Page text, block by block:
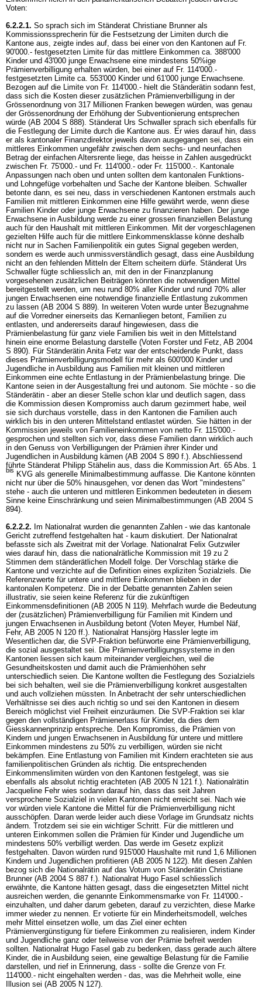
Voten:
6.2.2.1. So sprach sich im Ständerat Christiane Brunner als
Kommissionssprecherin für die Festsetzung der Limiten durch die
Kantone aus, zeigte indes auf, dass bei einer von den Kantonen auf Fr.
90'000.- festgesetzten Limite für das mittlere Einkommen ca. 388'000
Kinder und 43'000 junge Erwachsene eine mindestens 50%ige
Prämienverbilligung erhalten würden, bei einer auf Fr. 114'000.-
festgesetzten Limite ca. 553'000 Kinder und 61'000 junge Erwachsene.
Bezogen auf die Limite von Fr. 114'000.- hielt die Ständerätin sodann fest,
dass sich die Kosten dieser zusätzlichen Prämienverbilligung in der
Grössenordnung von 317 Millionen Franken bewegen würden, was genau
der Grössenordnung der Erhöhung der Subventionierung entsprechen
würde (AB 2004 S 888). Ständerat Urs Schwaller sprach sich ebenfalls für
die Festlegung der Limite durch die Kantone aus. Er wies darauf hin, dass
er als kantonaler Finanzdirektor jeweils davon ausgegangen sei, dass ein
mittleres Einkommen ungefähr zwischen dem sechs- und neunfachen
Betrag der einfachen Altersrente liege, das heisse in Zahlen ausgedrückt
zwischen Fr. 75'000.- und Fr. 114'000.- oder Fr. 115'000.-. Kantonale
Anpassungen nach oben und unten sollten dem kantonalen Funktions-
und Lohngefüge vorbehalten und Sache der Kantone bleiben. Schwaller
betonte dann, es sei neu, dass in verschiedenen Kantonen erstmals auch
Familien mit mittleren Einkommen eine Hilfe gewährt werde, wenn diese
Familien Kinder oder junge Erwachsene zu finanzieren haben. Der junge
Erwachsene in Ausbildung werde zu einer grossen finanziellen Belastung
auch für den Haushalt mit mittleren Einkommen. Mit der vorgeschlagenen
gezielten Hilfe auch für die mittlere Einkommensklasse könne deshalb
nicht nur in Sachen Familienpolitik ein gutes Signal gegeben werden,
sondern es werde auch unmissverständlich gesagt, dass eine Ausbildung
nicht an den fehlenden Mitteln der Eltern scheitern dürfe. Ständerat Urs
Schwaller fügte schliesslich an, mit den in der Finanzplanung
vorgesehenen zusätzlichen Beiträgen könnten die notwendigen Mittel
bereitgestellt werden, um neu rund 80% aller Kinder und rund 70% aller
jungen Erwachsenen eine notwendige finanzielle Entlastung zukommen
zu lassen (AB 2004 S 889). In weiteren Voten wurde unter Bezugnahme
auf die Vorredner einerseits das Kernanliegen betont, Familien zu
entlasten, und andererseits darauf hingewiesen, dass die
Prämienbelastung für ganz viele Familien bis weit in den Mittelstand
hinein eine enorme Belastung darstelle (Voten Forster und Fetz, AB 2004
S 890). Für Ständerätin Anita Fetz war der entscheidende Punkt, dass
dieses Prämienverbilligungsmodell für mehr als 600'000 Kinder und
Jugendliche in Ausbildung aus Familien mit kleinen und mittleren
Einkommen eine echte Entlastung in der Prämienbelastung bringe. Die
Kantone seien in der Ausgestaltung frei und autonom. Sie möchte - so die
Ständerätin - aber an dieser Stelle schon klar und deutlich sagen, dass
die Kommission diesen Kompromiss auch darum gezimmert habe, weil
sie sich durchaus vorstelle, dass in den Kantonen die Familien auch
wirklich bis in den unteren Mittelstand entlastet würden. Sie hätten in der
Kommission jeweils von Familieneinkommen von netto Fr. 115'000.-
gesprochen und stellten sich vor, dass diese Familien dann wirklich auch
in den Genuss von Verbilligungen der Prämien ihrer Kinder und
Jugendlichen in Ausbildung kämen (AB 2004 S 890 f.). Abschliessend
führte Ständerat Philipp Stähelin aus, dass die Kommission Art. 65 Abs. 1
bis KVG als generelle Minimalbestimmung auffasse. Die Kantone könnten
nicht nur über die 50% hinausgehen, vor denen das Wort "mindestens"
stehe - auch die unteren und mittleren Einkommen bedeuteten in diesem
Sinne keine Einschränkung und seien Minimalbestimmungen (AB 2004 S
894).
6.2.2.2. Im Nationalrat wurden die genannten Zahlen - wie das kantonale
Gericht zutreffend festgehalten hat - kaum diskutiert. Der Nationalrat
befasste sich als Zweitrat mit der Vorlage. Nationalrat Felix Gutzwiler
wies darauf hin, dass die nationalrätliche Kommission mit 19 zu 2
Stimmen dem ständerätlichen Modell folge. Der Vorschlag stärke die
Kantone und verzichte auf die Definition eines expliziten Sozialziels. Die
Referenzwerte für untere und mittlere Einkommen blieben in der
kantonalen Kompetenz. Die in der Debatte genannten Zahlen seien
illustrativ, sie seien keine Referenz für die zukünftigen
Einkommensdefinitionen (AB 2005 N 119). Mehrfach wurde die Bedeutung
der (zusätzlichen) Prämienverbilligung für Familien mit Kindern und
jungen Erwachsenen in Ausbildung betont (Voten Meyer, Humbel Näf,
Fehr, AB 2005 N 120 ff.). Nationalrat Hansjörg Hassler legte im
Wesentlichen dar, die SVP-Fraktion befürworte eine Prämienverbilligung,
die sozial ausgestaltet sei. Die Prämienverbilligungssysteme in den
Kantonen liessen sich kaum miteinander vergleichen, weil die
Gesundheitskosten und damit auch die Prämienhöhen sehr
unterschiedlich seien. Die Kantone wollten die Festlegung des Sozialziels
bei sich behalten, weil sie die Prämienverbilligung konkret ausgestalten
und auch vollziehen müssten. In Anbetracht der sehr unterschiedlichen
Verhältnisse sei dies auch richtig so und sei den Kantonen in diesem
Bereich möglichst viel Freiheit einzuräumen. Die SVP-Fraktion sei klar
gegen den vollständigen Prämienerlass für Kinder, da dies dem
Giesskannenprinzip entspreche. Den Kompromiss, die Prämien von
Kindern und jungen Erwachsenen in Ausbildung für untere und mittlere
Einkommen mindestens zu 50% zu verbilligen, würden sie nicht
bekämpfen. Eine Entlastung von Familien mit Kindern erachteten sie aus
familienpolitischen Gründen als richtig. Die entsprechenden
Einkommenslimiten würden von den Kantonen festgelegt, was sie
ebenfalls als absolut richtig erachteten (AB 2005 N 121 f.). Nationalrätin
Jacqueline Fehr wies sodann darauf hin, dass das seit Jahren
versprochene Sozialziel in vielen Kantonen nicht erreicht sei. Nach wie
vor würden viele Kantone die Mittel für die Prämienverbilligung nicht
ausschöpfen. Daran werde leider auch diese Vorlage im Grundsatz nichts
ändern. Trotzdem sei sie ein wichtiger Schritt. Für die mittleren und
unteren Einkommen sollen die Prämien für Kinder und Jugendliche um
mindestens 50% verbilligt werden. Das werde im Gesetz explizit
festgehalten. Davon würden rund 915'000 Haushalte mit rund 1,6 Millionen
Kindern und Jugendlichen profitieren (AB 2005 N 122). Mit diesen Zahlen
bezog sich die Nationalrätin auf das Votum von Ständerätin Christiane
Brunner (AB 2004 S 887 f.). Nationalrat Hugo Fasel schliesslich
erwähnte, die Kantone hätten gesagt, dass die eingesetzten Mittel nicht
ausreichen werden, die genannte Einkommensmarke von Fr. 114'000.-
einzuhalten, und daher darum gebeten, darauf zu verzichten, diese Marke
immer wieder zu nennen. Er votierte für ein Minderheitsmodell, welches
mehr Mittel einsetzen wolle, um das Ziel einer echten
Prämienvergünstigung für tiefere Einkommen zu realisieren, indem Kinder
und Jugendliche ganz oder teilweise von der Prämie befreit werden
sollten. Nationalrat Hugo Fasel gab zu bedenken, dass gerade auch ältere
Kinder, die in Ausbildung seien, eine gewaltige Belastung für die Familie
darstellen, und rief in Erinnerung, dass - sollte die Grenze von Fr.
114'000.- nicht eingehalten werden - das, was die Mehrheit wolle, eine
Illusion sei (AB 2005 N 127).